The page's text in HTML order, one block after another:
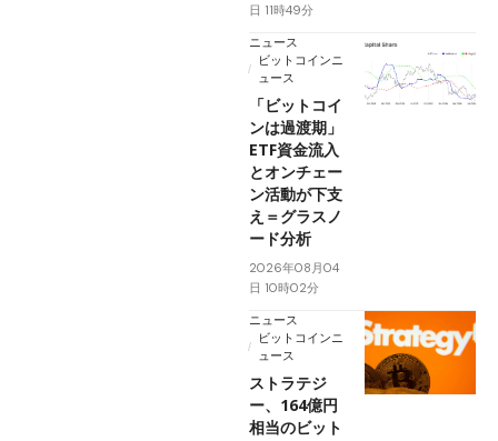
日 11時49分
ニュース
ビットコインニ
ュース
「ビットコイ
ンは過渡期」
ETF資金流入
とオンチェー
ン活動が下支
え＝グラスノ
ード分析
2026年08月04
日 10時02分
ニュース
ビットコインニ
ュース
ストラテジ
ー、164億円
相当のビット